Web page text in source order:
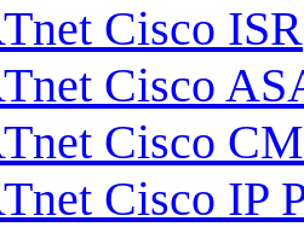
Cisco ISR
Cisco
Cisco
Cisco IP